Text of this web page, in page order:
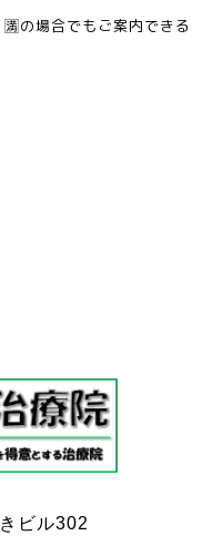
の場合でもご案内できる
ビル302